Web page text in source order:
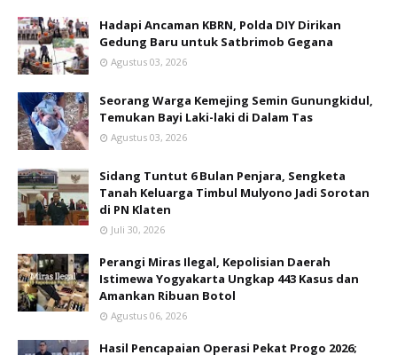
Hadapi Ancaman KBRN, Polda DIY Dirikan
Gedung Baru untuk Satbrimob Gegana
Agustus 03, 2026
Seorang Warga Kemejing Semin Gunungkidul,
Temukan Bayi Laki-laki di Dalam Tas
Agustus 03, 2026
Sidang Tuntut 6 Bulan Penjara, Sengketa
Tanah Keluarga Timbul Mulyono Jadi Sorotan
di PN Klaten
Juli 30, 2026
Perangi Miras Ilegal, Kepolisian Daerah
Istimewa Yogyakarta Ungkap 443 Kasus dan
Amankan Ribuan Botol
Agustus 06, 2026
Hasil Pencapaian Operasi Pekat Progo 2026;